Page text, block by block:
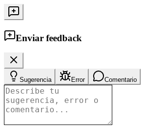
Enviar feedback
Sugerencia Error Comentario